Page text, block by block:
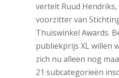
vertelt Ruud
voorzitter van
Thuiswinkel Awards.
publiekprijs XL willen
zich nu alleen nog
21 subcategorieën